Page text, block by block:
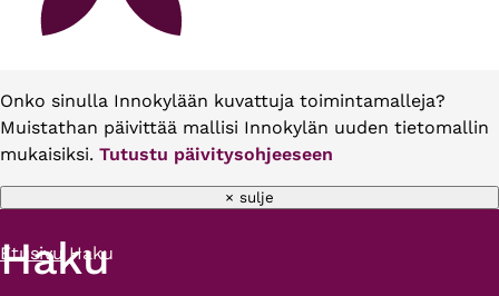
Onko sinulla Innokylään kuvattuja toimintamalleja?
Muistathan päivittää mallisi Innokylän uuden tietomallin
mukaisiksi. Tutustu päivitysohjeeseen
× sulje
Murupolku
Etusivu Haku
Haku